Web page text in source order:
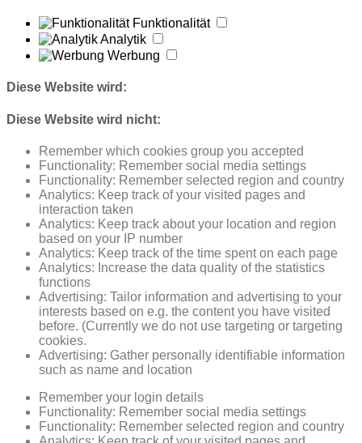
Funktionalität
Analytik
Werbung
Diese Website wird:
Diese Website wird nicht:
Remember which cookies group you accepted
Functionality: Remember social media settings
Functionality: Remember selected region and country
Analytics: Keep track of your visited pages and
interaction taken
Analytics: Keep track about your location and region
based on your IP number
Analytics: Keep track of the time spent on each page
Analytics: Increase the data quality of the statistics
functions
Advertising: Tailor information and advertising to your
interests based on e.g. the content you have visited
before. (Currently we do not use targeting or targeting
cookies.
Advertising: Gather personally identifiable information
such as name and location
Remember your login details
Functionality: Remember social media settings
Functionality: Remember selected region and country